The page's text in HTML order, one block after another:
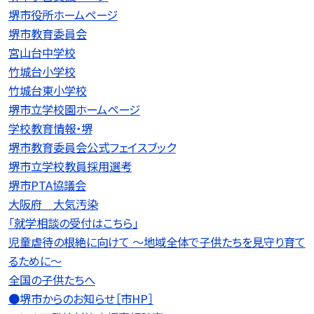
堺市役所ホームページ
堺市教育委員会
宮山台中学校
竹城台小学校
竹城台東小学校
堺市立学校園ホームページ
学校教育情報・堺
堺市教育委員会公式フェイスブック
堺市立学校教員採用選考
堺市PTA協議会
大阪府 大気汚染
「就学相談の受付はこちら」
児童虐待の根絶に向けて 〜地域全体で子供たちを見守り育て
るために〜
全国の子供たちへ
●堺市からのお知らせ［市HP］